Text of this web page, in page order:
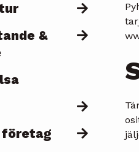
&
företag